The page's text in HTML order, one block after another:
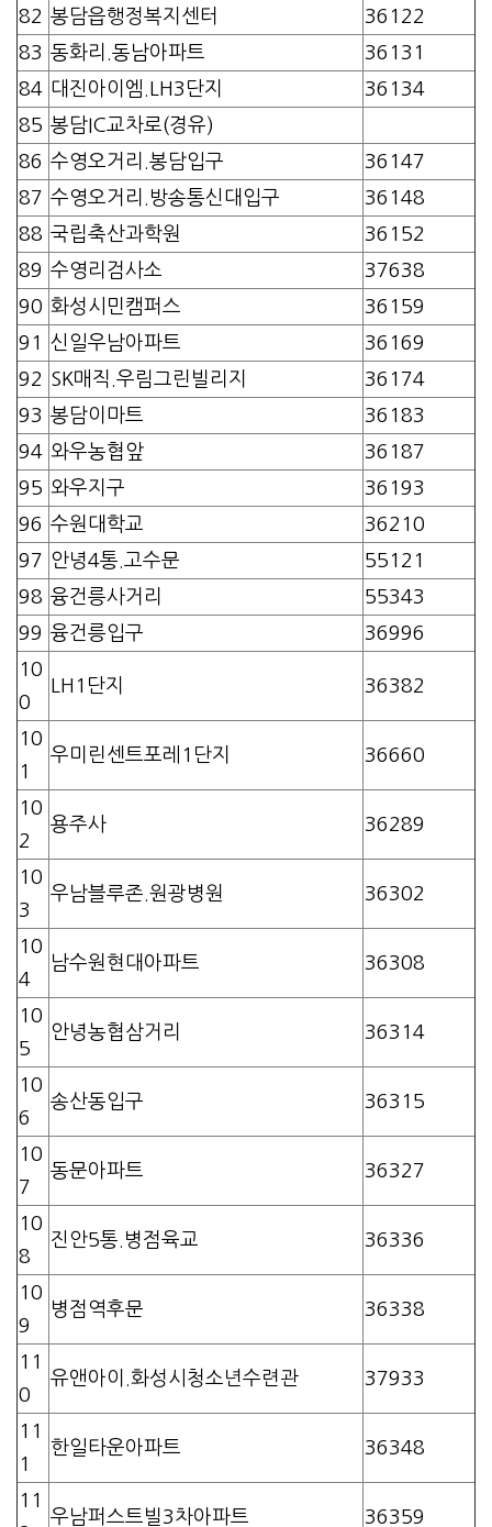
82 봉담읍행정복지센터
36122
83 동화리.동남아파트
36131
84 대진아이엠.LH3단지
36134
85 봉담IC교차로(경유)
86 수영오거리.봉담입구
36147
87 수영오거리.방송통신대입구
36148
88 국립축산과학원
36152
89 수영리검사소
37638
90 화성시민캠퍼스
36159
91
신일우남아파트
36169
92 SK매직.우림그린빌리지
36174
93 봉담이마트
36183
94 와우농협앞
36187
95 와우지구
36193
96 수원대학교
36210
97 안녕4통.고수문
55121
98 융건릉사거리
55343
99 융건릉입구
36996
10
0
LH1단지 36382
10
1
우미린센트포레1단지 36660
10
2
용주사 36289
10
3
우남블루존.원광병원 36302
10
4
남수원현대아파트 36308
10
5
안녕농협삼거리 36314
10
6
송산동입구 36315
10
7
동문아파트 36327
10
8
진안5통.병점육교 36336
10
9
병점역후문 36338
11
0
유앤아이.화성시청소년수련관 37933
11
1
한일타운아파트 36348
11
우남퍼스트빌3차아파트 36359